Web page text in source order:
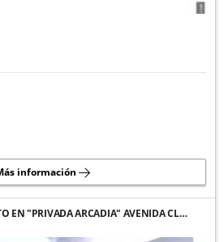
información
EN "PRIVADA ARCADIA" AVENIDA CL…